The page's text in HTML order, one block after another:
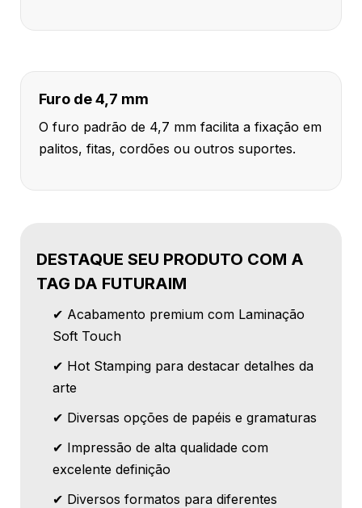
Furo de 4,7 mm
O furo padrão de 4,7 mm facilita a fixação em
palitos, fitas, cordões ou outros suportes.
DESTAQUE SEU PRODUTO COM A
TAG DA FUTURAIM
✔ Acabamento premium com Laminação
Soft Touch
✔ Hot Stamping para destacar detalhes da
arte
✔ Diversas opções de papéis e gramaturas
✔ Impressão de alta qualidade com
excelente definição
✔ Diversos formatos para diferentes